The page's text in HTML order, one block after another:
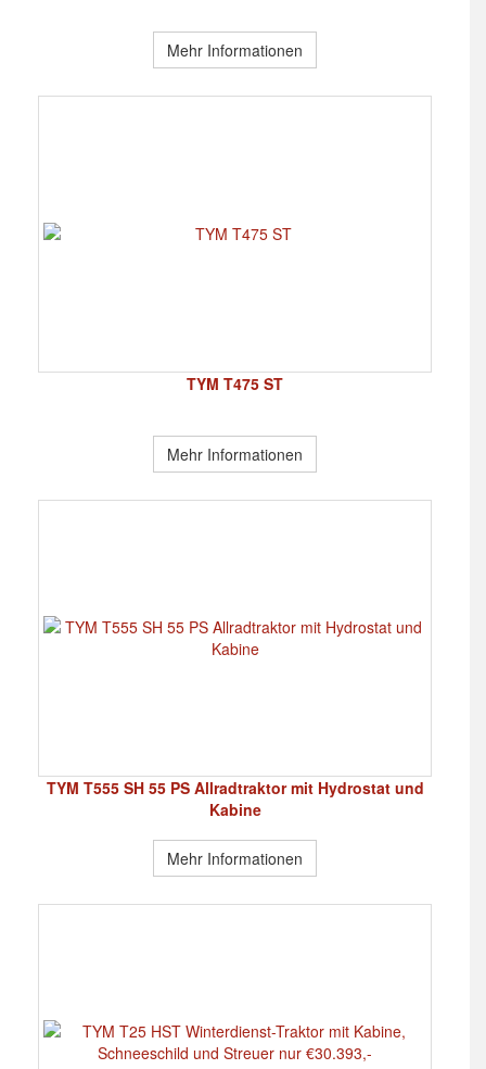
Mehr Informationen
TYM T475 ST
Mehr Informationen
TYM T555 SH 55 PS Allradtraktor mit Hydrostat und
Kabine
Mehr Informationen